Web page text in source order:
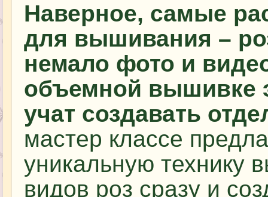
Наверное, самые
для вышивания –
немало фото и
объемной вышивке
учат создавать
мастер классе
уникальную технику
видов роз сразу и